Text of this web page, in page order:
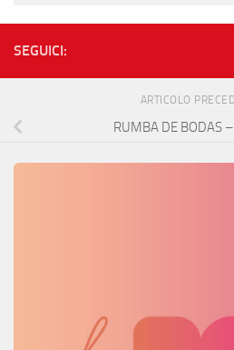
SEGUICI:
ARTICOLO
RUMBA DE BODAS